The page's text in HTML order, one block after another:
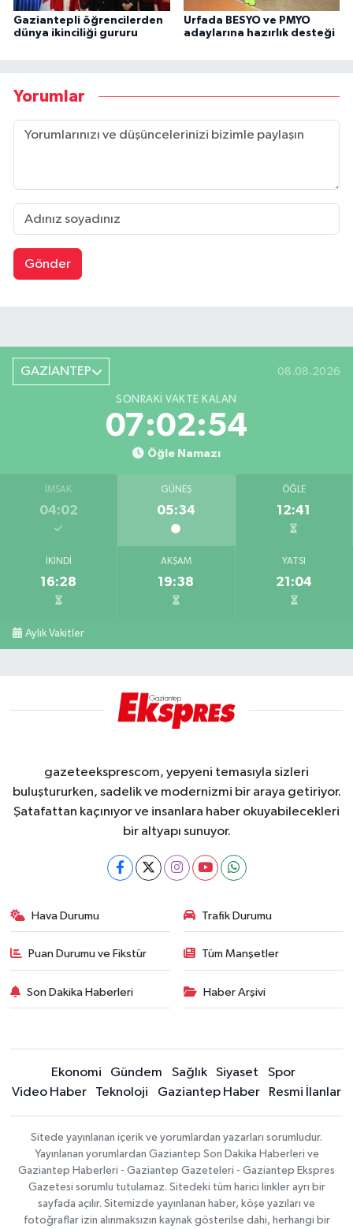
Gaziantepli öğrencilerden
dünya ikinciliği gururu
Urfada BESYO ve PMYO
adaylarına hazırlık desteği
Yorumlar
Gönder
GAZİANTEP 08.08.2026
SONRAKI VAKTE KALAN
07:02:53
Öğle Namazı
İMSAK
04:02
GÜNEŞ
05:34
ÖĞLE
12:41
İKINDI
16:28
AKŞAM
19:38
YATSI
21:04
Aylık Vakitler
gazeteeksprescom, yepyeni temasıyla sizleri
buluştururken, sadelik ve modernizmi bir araya getiriyor.
Şatafattan kaçınıyor ve insanlara haber okuyabilecekleri
bir altyapı sunuyor.
Hava Durumu Trafik Durumu
Puan Durumu ve Fikstür Tüm Manşetler
Son Dakika Haberleri Haber Arşivi
Ekonomi Gündem Sağlık Siyaset
Spor
Video Haber
Teknoloji Gaziantep Haber Resmi İlanlar
Sitede yayınlanan içerik ve yorumlardan yazarları sorumludur.
Yayınlanan yorumlardan Gaziantep Son Dakika Haberleri ve
Gaziantep Haberleri - Gaziantep Gazeteleri - Gaziantep Ekspres
Gazetesi sorumlu tutulamaz. Sitedeki tüm harici linkler ayrı bir
sayfada açılır. Sitemizde yayınlanan haber, köşe yazıları ve
fotoğraflar izin alınmaksızın kaynak gösterilse dahi, herhangi bir